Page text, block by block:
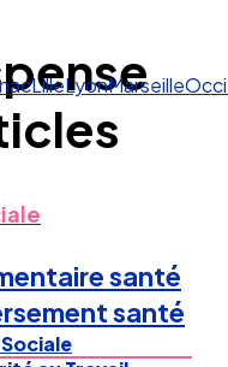
LilleLyonMarseille
santé
santé